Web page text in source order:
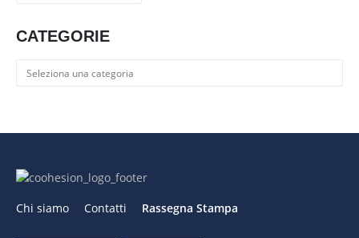
CATEGORIE
Chi siamo Contatti Rassegna Stampa